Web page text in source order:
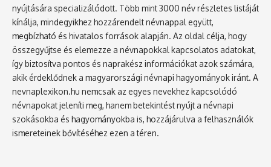
nyújtására specializálódott. Több mint 3000 név részletes listáját
kínálja, mindegyikhez hozzárendelt névnappal együtt,
megbízható és hivatalos források alapján. Az oldal célja, hogy
összegyűjtse és elemezze a névnapokkal kapcsolatos adatokat,
így biztosítva pontos és naprakész információkat azok számára,
akik érdeklődnek a magyarországi névnapi hagyományok iránt. A
nevnaplexikon.hu nemcsak az egyes nevekhez kapcsolódó
névnapokat jeleníti meg, hanem betekintést nyújt a névnapi
szokásokba és hagyományokba is, hozzájárulva a felhasználók
ismereteinek bővítéséhez ezen a téren.